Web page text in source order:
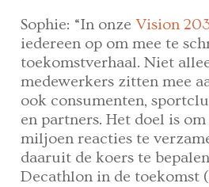
Sophie: “In onzeVision
iedereen op om mee te
toekomstverhaal. Niet
medewerkers zitten mee
ook consumenten,
en partners. Het doel is
miljoen reacties te
daaruit de koers te
Decathlon in de toekomst